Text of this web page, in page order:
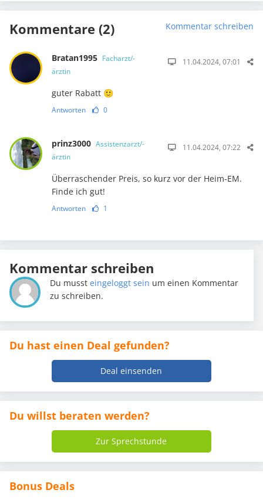
Kommentare (2) Kommentar schreiben
Bratan1995 Facharzt/-
ärztin
11.04.2024, 07:01
guter Rabatt 🙂
Antworten 0
prinz3000 Assistenzarzt/-
ärztin
11.04.2024, 07:22
Überraschender Preis, so kurz vor der Heim-EM.
Finde ich gut!
Antworten 1
Kommentar schreiben
Du mussteingeloggt sein um einen Kommentar
zu schreiben.
Du hast einen Deal gefunden?
Deal einsenden
Du willst beraten werden?
Zur Sprechstunde
Bonus Deals